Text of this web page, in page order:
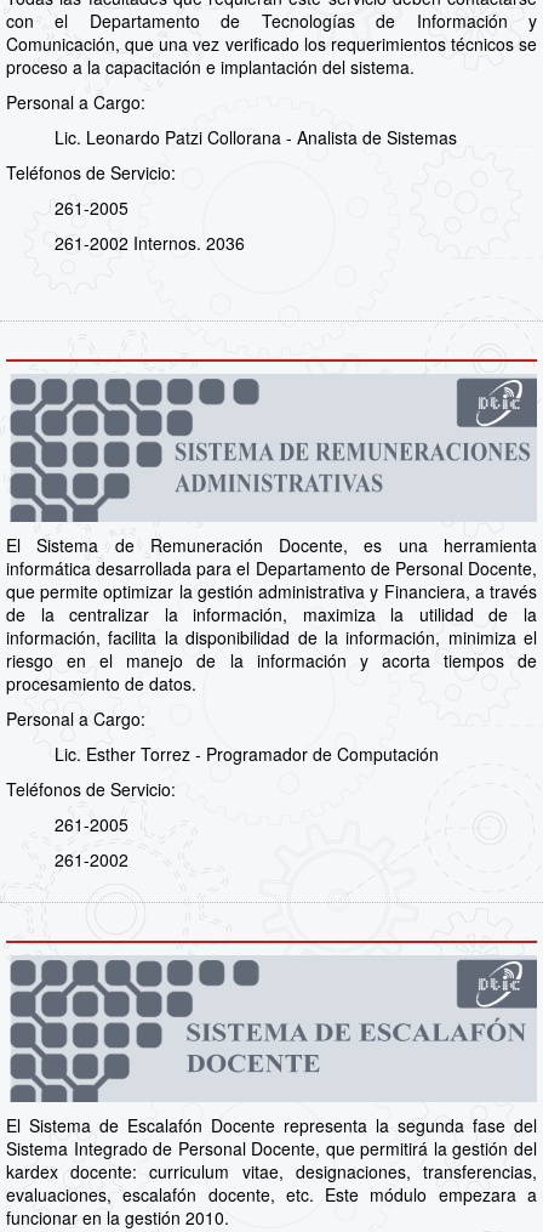
con el Departamento de Tecnologías de Información y
Comunicación, que una vez verificado los requerimientos técnicos se
proceso a la capacitación e implantación del sistema.
Personal a Cargo:
Lic. Leonardo Patzi Collorana - Analista de Sistemas
Teléfonos de Servicio:
261-2005
261-2002 Internos. 2036
El Sistema de Remuneración Docente, es una herramienta
informática desarrollada para el Departamento de Personal Docente,
que permite optimizar la gestión administrativa y Financiera, a través
de la centralizar la información, maximiza la utilidad de la
información, facilita la disponibilidad de la información, minimiza el
riesgo en el manejo de la información y acorta tiempos de
procesamiento de datos.
Personal a Cargo:
Lic. Esther Torrez - Programador de Computación
Teléfonos de Servicio:
261-2005
261-2002
El Sistema de Escalafón Docente representa la segunda fase del
Sistema Integrado de Personal Docente, que permitirá la gestión del
kardex docente: curriculum vitae, designaciones, transferencias,
evaluaciones, escalafón docente, etc. Este módulo empezara a
funcionar en la gestión 2010.